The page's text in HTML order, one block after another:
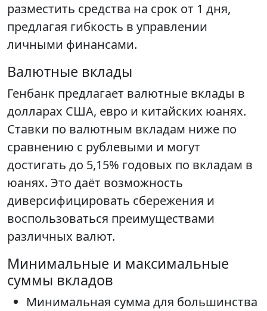
разместить средства на срок от 1 дня,
предлагая гибкость в управлении
личными финансами.
Валютные вклады
Генбанк предлагает валютные вклады в
долларах США, евро и китайских юанях.
Ставки по валютным вкладам ниже по
сравнению с рублевыми и могут
достигать до 5,15% годовых по вкладам в
юанях. Это даёт возможность
диверсифицировать сбережения и
воспользоваться преимуществами
различных валют.
Минимальные и максимальные
суммы вкладов
Минимальная сумма для большинства